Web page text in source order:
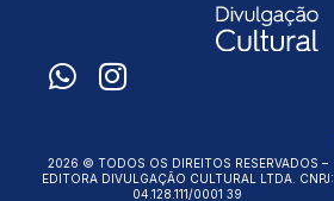
2026 © TODOS OS DIREITOS RESERVADOS –
EDITORA DIVULGAÇÃO CULTURAL LTDA. CNPJ:
04.128.111/0001 39